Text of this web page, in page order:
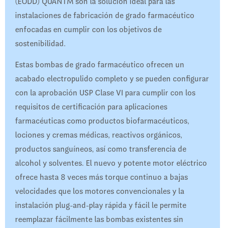
instalaciones de fabricación de grado farmacéutico
enfocadas en cumplir con los objetivos de
sostenibilidad.
Estas bombas de grado farmacéutico ofrecen un
acabado electropulido completo y se pueden configurar
con la aprobación USP Clase VI para cumplir con los
requisitos de certificación para aplicaciones
farmacéuticas como productos biofarmacéuticos,
lociones y cremas médicas, reactivos orgánicos,
productos sanguíneos, así como transferencia de
alcohol y solventes. El nuevo y potente motor eléctrico
ofrece hasta 8 veces más torque continuo a bajas
velocidades que los motores convencionales y la
instalación plug-and-play rápida y fácil le permite
reemplazar fácilmente las bombas existentes sin